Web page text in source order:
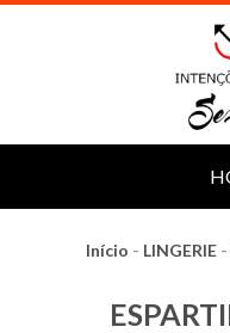
Início - LINGERIE -